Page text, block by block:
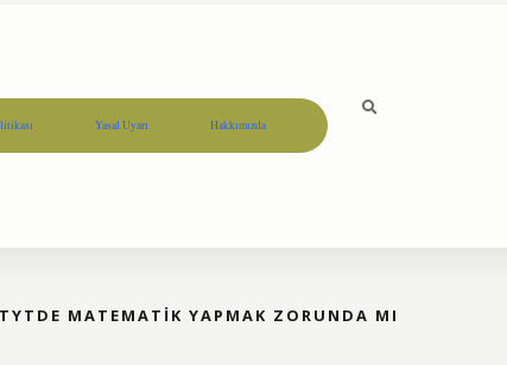
Yasal Uyarı Hakkımızda
MATEMATIK YAPMAK ZORUNDA MI